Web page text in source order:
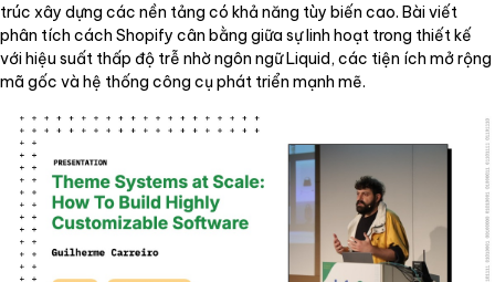
trúc xây dựng các nền tảng có khả năng tùy biến cao. Bài viết
phân tích cách Shopify cân bằng giữa sự linh hoạt trong thiết kế
với hiệu suất thấp độ trễ nhờ ngôn ngữ Liquid, các tiện ích mở rộng
mã gốc và hệ thống công cụ phát triển mạnh mẽ.